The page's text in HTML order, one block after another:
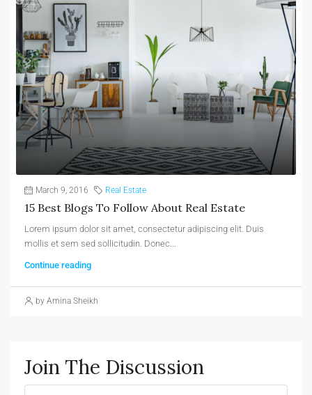
March 9, 2016 Real Estate
15 Best Blogs To Follow About Real Estate
Lorem ipsum dolor sit amet, consectetur adipiscing elit. Duis
mollis et sem sed sollicitudin. Donec...
Continue reading
by Amina Sheikh
Join The Discussion